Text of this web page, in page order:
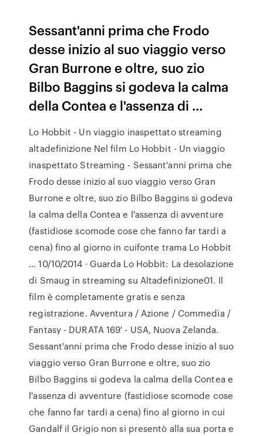
Sessant'anni prima che Frodo
desse inizio al suo viaggio verso
Gran Burrone e oltre, suo zio
Bilbo Baggins si godeva la calma
della Contea e l'assenza di …
Lo Hobbit - Un viaggio inaspettato streaming
altadefinizione Nel film Lo Hobbit - Un viaggio
inaspettato Streaming - Sessant'anni prima che
Frodo desse inizio al suo viaggio verso Gran
Burrone e oltre, suo zio Bilbo Baggins si godeva
la calma della Contea e l'assenza di avventure
(fastidiose scomode cose che fanno far tardi a
cena) fino al giorno in cuifonte trama Lo Hobbit
… 10/10/2014 · Guarda Lo Hobbit: La desolazione
di Smaug in streaming su Altadefinizione01. Il
film è completamente gratis e senza
registrazione. Avventura / Azione / Commedia /
Fantasy - DURATA 169′ - USA, Nuova Zelanda.
Sessant'anni prima che Frodo desse inizio al suo
viaggio verso Gran Burrone e oltre, suo zio
Bilbo Baggins si godeva la calma della Contea e
l'assenza di avventure (fastidiose scomode cose
che fanno far tardi a cena) fino al giorno in cui
Gandalf il Grigio non si presentò alla sua porta e